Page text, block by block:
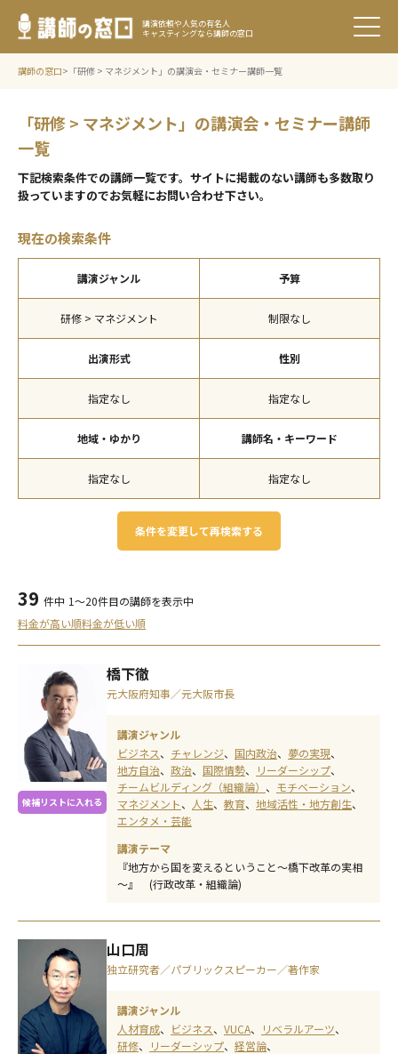
講演依頼や人気の有名人
キャスティングなら講師の窓口
講師の窓口> 「研修 > マネジメント」の講演会・セミナー講師一覧
「研修 > マネジメント」の講演会・セミナー講師
一覧
下記検索条件での講師⼀覧です。サイトに掲載のない講師も多数取り
扱っていますのでお気軽にお問い合わせ下さい。
現在の検索条件
講演ジャンル
研修 > マネジメント
予算
制限なし
出演形式
指定なし
性別
指定なし
地域・ゆかり
指定なし
講師名・キーワード
指定なし
条件を変更して再検索する
39 件中 1～20件目の講師を表示中
料金が高い順料金が低い順
候補リストに入れる
橋下徹
元大阪府知事／元大阪市長
講演ジャンル
ビジネス
チャレンジ 国内政治
夢の実現
地方自治
政治 国際情勢
リーダーシップ
チームビルディング（組織論）
モチベーション
マネジメント
人生 教育
地域活性・地方創生
エンタメ・芸能
講演テーマ
『地方から国を変えるということ～橋下改革の実相
～』 (行政改革・組織論)
山口周
独立研究者／パブリックスピーカー／著作家
講演ジャンル
人材育成
ビジネス VUCA
リベラルアーツ
研修
リーダーシップ
経営論